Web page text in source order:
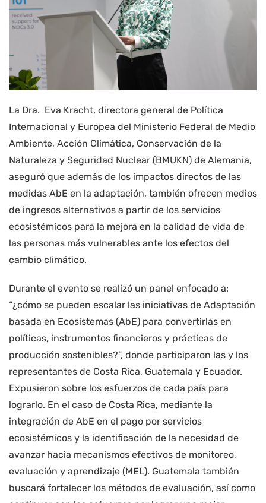
La Dra. Eva Kracht, directora general de Política
Internacional y Europea del Ministerio Federal de Medio
Ambiente, Acción Climática, Conservación de la
Naturaleza y Seguridad Nuclear (BMUKN) de Alemania,
aseguró que además de los impactos directos de las
medidas AbE en la adaptación, también ofrecen medios
de ingresos alternativos a partir de los servicios
ecosistémicos para la mejora en la calidad de vida de
las personas más vulnerables ante los efectos del
cambio climático.
Durante el evento se realizó un panel enfocado a:
“¿cómo se pueden escalar las iniciativas de Adaptación
basada en Ecosistemas (AbE) para convertirlas en
políticas, instrumentos financieros y prácticas de
producción sostenibles?”, donde participaron las y los
representantes de Costa Rica, Guatemala y Ecuador.
Expusieron sobre los esfuerzos de cada país para
lograrlo. En el caso de Costa Rica, mediante la
integración de AbE en el pago por servicios
ecosistémicos y la identificación de la necesidad de
avanzar hacia mecanismos efectivos de monitoreo,
evaluación y aprendizaje (MEL). Guatemala también
buscará fortalecer los métodos de evaluación, así como